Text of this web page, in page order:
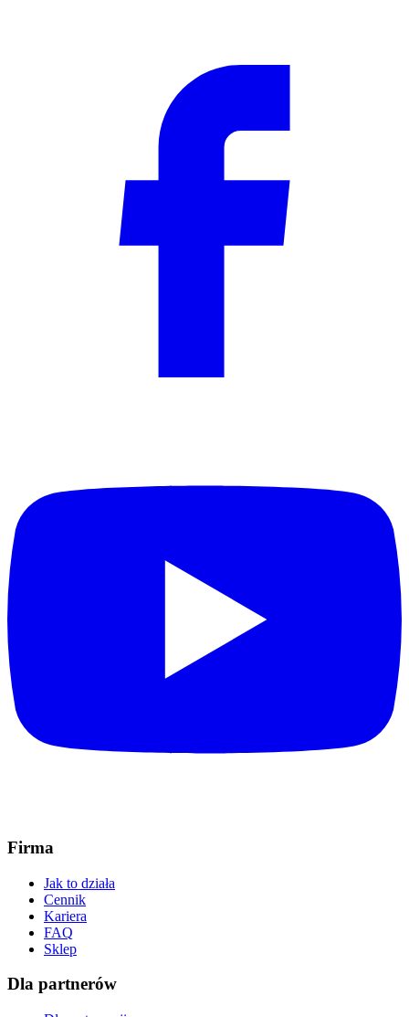
Firma
Jak to działa
Cennik
Kariera
FAQ
Sklep
Dla partnerów